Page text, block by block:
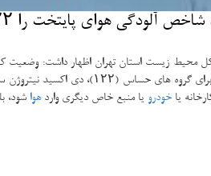
و در وضعیت ناسالم برای گروه های حساس اعلام نمود.
یا خودرو یا منبع خاص دیگری واردهوا شود،